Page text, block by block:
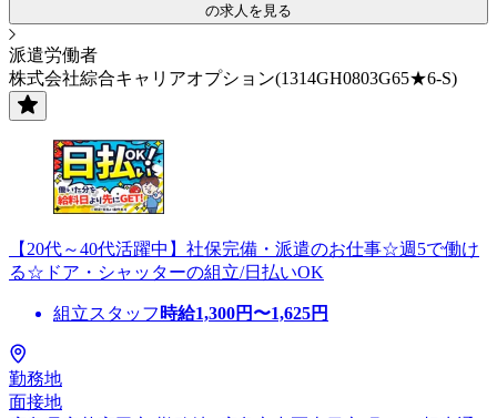
の求人を見る
派遣労働者
株式会社綜合キャリアオプション(1314GH0803G65★6-S)
【20代～40代活躍中】社保完備・派遣のお仕事☆週5で働け
る☆ドア・シャッターの組立/日払いOK
組立スタッフ 時給1,300円〜1,625円
勤務地
面接地